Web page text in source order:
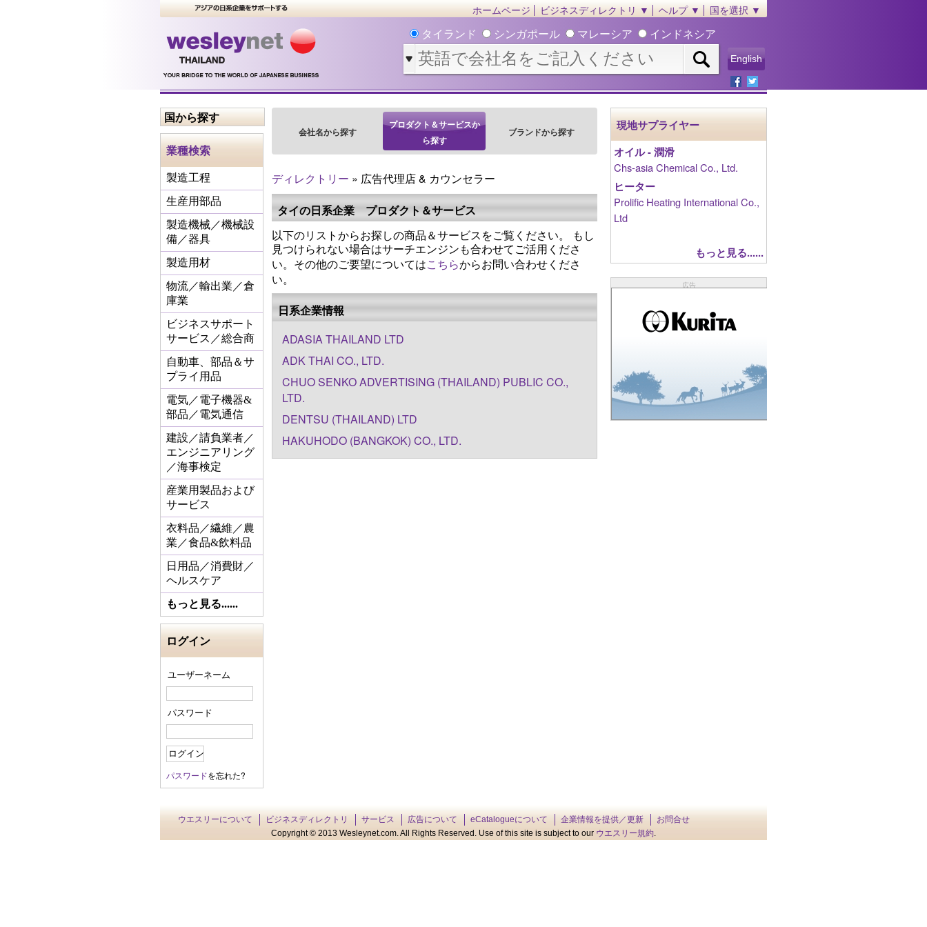
ホームページ ビジネスディレクトリ ▼ ヘルプ ▼ 国を選択 ▼
タイランド シンガポール マレーシア インドネシア
English
国から探す
業種検索
製造工程
生産用部品
製造機械／機械設
備／器具
製造用材
物流／輸出業／倉
庫業
ビジネスサポート
サービス／総合商
自動車、部品＆サ
プライ用品
電気／電子機器&
部品／電気通信
建設／請負業者／
エンジニアリング
／海事検定
産業用製品および
サービス
衣料品／繊維／農
業／食品&飲料品
日用品／消費財／
ヘルスケア
もっと見る......
ログイン
ユーザーネーム
パスワード
パスワードを忘れた?
会社名から探す
プロダクト＆サービスか
ら探す
ブランドから探す
ディレクトリー » 広告代理店 & カウンセラー
タイの日系企業 プロダクト＆サービス
以下のリストからお探しの商品＆サービスをご覧ください。 もし
見つけられない場合はサーチエンジンも合わせてご活用くださ
い。その他のご要望についてはこちらからお問い合わせくださ
い。
日系企業情報
ADASIA THAILAND LTD
ADK THAI CO., LTD.
CHUO SENKO ADVERTISING (THAILAND) PUBLIC CO.,
LTD.
DENTSU (THAILAND) LTD
HAKUHODO (BANGKOK) CO., LTD.
現地サプライヤー
オイル - 潤滑
Chs-asia Chemical Co., Ltd.
ヒーター
Prolific Heating International Co.,
Ltd
もっと見る......
広告
ウエスリーについて ビジネスディレクトリ サービス 広告について eCatalogueについて 企業情報を提供／更新
お問合せ
Copyright © 2013 Wesleynet.com. All Rights Reserved. Use of this site is subject to our ウエスリー規約.